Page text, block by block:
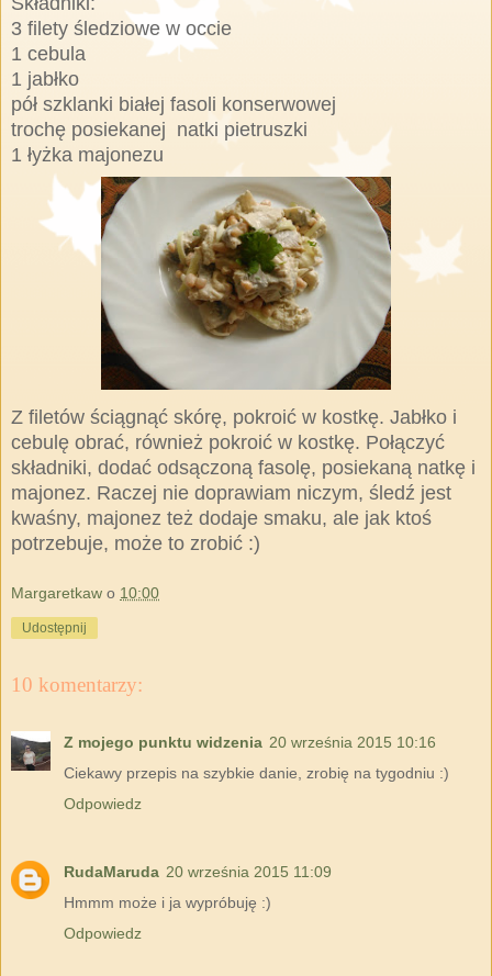
3 filety śledziowe w occie
1 cebula
1 jabłko
pół szklanki białej fasoli konserwowej
trochę posiekanej natki pietruszki
1 łyżka majonezu
Z filetów ściągnąć skórę, pokroić w kostkę. Jabłko i
cebulę obrać, również pokroić w kostkę. Połączyć
składniki, dodać odsączoną fasolę, posiekaną natkę i
majonez. Raczej nie doprawiam niczym, śledź jest
kwaśny, majonez też dodaje smaku, ale jak ktoś
potrzebuje, może to zrobić :)
Margaretkaw o 10:00
Udostępnij
10 komentarzy:
Z mojego punktu widzenia 20 września 2015 10:16
Ciekawy przepis na szybkie danie, zrobię na tygodniu :)
Odpowiedz
RudaMaruda 20 września 2015 11:09
Hmmm może i ja wypróbuję :)
Odpowiedz